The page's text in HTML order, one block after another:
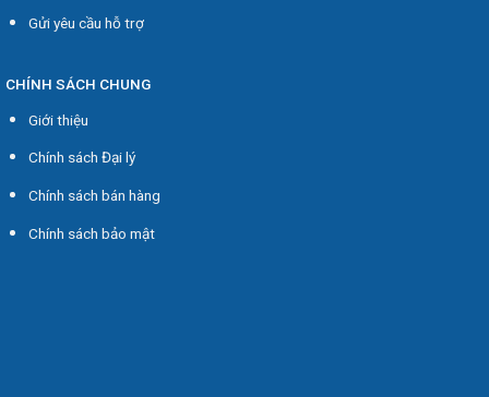
Gửi yêu cầu hỗ trợ
CHÍNH SÁCH CHUNG
Giới thiệu
Chính sách Đại lý
Chính sách bán hàng
Chính sách bảo mật